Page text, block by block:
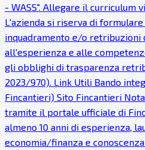
- WASS". Allegare il curriculum
L'azienda si riserva di
inquadramento e/o retribuzioni
all'esperienza e alle
gli obblighi di trasparenza
2023/970). Link Utili Bando
Fincantieri) Sito Fincantieri
tramite il portale ufficiale di
almeno 10 anni di esperienza,
economia/finanza e